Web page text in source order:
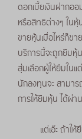
ดอกเบี้ยเงินฝากอ
หรือสิทธิต่างๆ ใน
ขายหุ้นเมื่อไหร่ก็ขา
บริการนี้จะถูกยืมหุ้
สุ่มเลือกผู้ให้ยืมใน
นักลงทุนจะ สามา
การให้ยืมหุ้น ได้ผ่า
แต่เอ๊ะ ถ้าให้ยืม